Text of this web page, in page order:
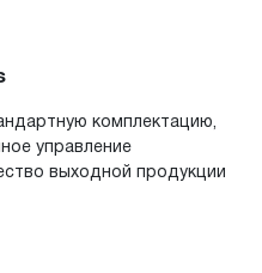
комплектацию,
управление
выходной продукции